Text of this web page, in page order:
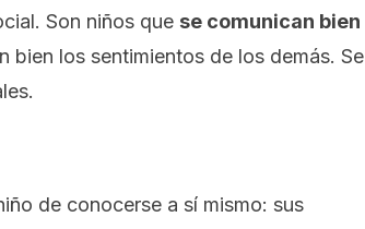
Son niños que se comunican bien
bien los sentimientos de los demás. Se
de conocerse a sí mismo: sus